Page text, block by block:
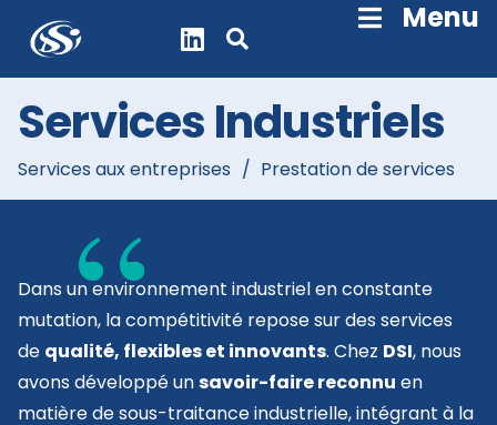
Menu
Services Industriels
Services aux entreprises / Prestation de services
Dans un environnement industriel en constante
mutation, la compétitivité repose sur des services
de qualité, flexibles et innovants. Chez DSI, nous
avons développé unsavoir-faire reconnu en
matière de sous-traitance industrielle, intégrant à la